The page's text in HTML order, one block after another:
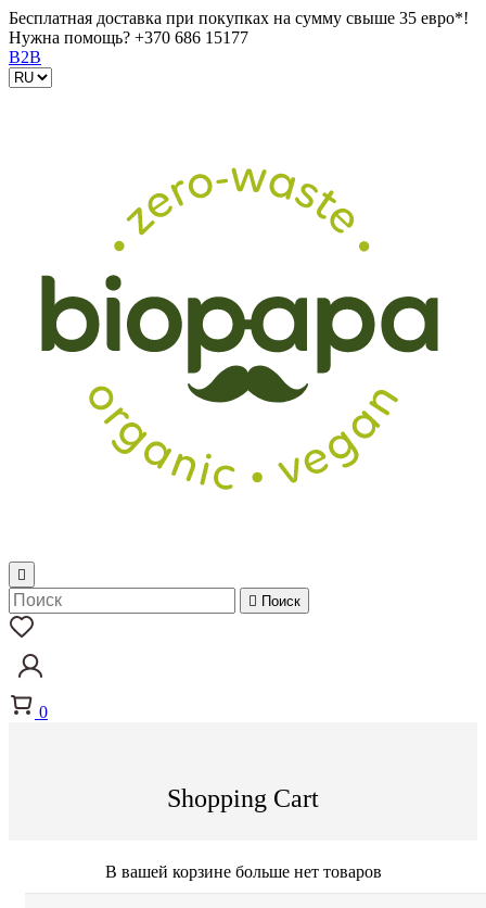
Бесплатная доставка при покупках на сумму свыше 35 евро*!
Нужна помощь? +370 686 15177
B2B

 Поиск
0
Shopping Cart
В вашей корзине больше нет товаров